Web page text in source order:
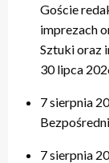
Goście
imprezach
Sztuki oraz
30 lipca
7 sierpnia
7 sierpnia